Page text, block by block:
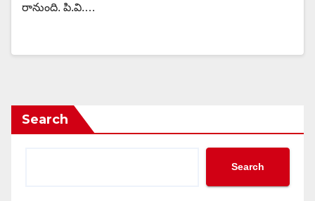
రానుంది. పి.వి.…
Search
Search